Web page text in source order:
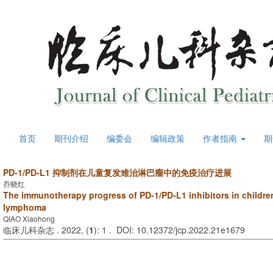
首页 期刊介绍 编委会 编辑政策 作者指南
PD-1/PD-L1 抑制剂在儿童复发难治淋巴瘤中的免疫治疗进展
乔晓红
The immunotherapy progress of PD-1/PD-L1 inhibitors in
lymphoma
QIAO Xiaohong
临床儿科杂志 . 2022, (1): 1 . DOI: 10.12372/jcp.2022.21e1679